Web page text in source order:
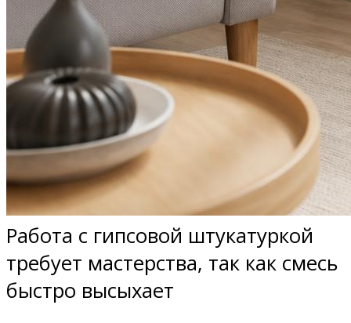
Работа с гипсовой штукатуркой
требует мастерства, так как смесь
быстро высыхает